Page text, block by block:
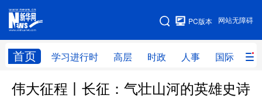
网站无障碍
PC版本
首页 学习进行时 高层 时政 人事 国际 财
网站地图
学习进行时 高层 时政 人事
伟大征程丨长征：气壮山河的英雄史诗